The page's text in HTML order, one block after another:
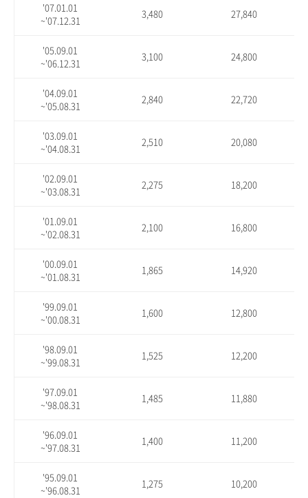
'07.01.01
~'07.12.31
3,480 27,840
'05.09.01
~'06.12.31
3,100 24,800
'04.09.01
~'05.08.31
2,840 22,720
'03.09.01
~'04.08.31
2,510 20,080
'02.09.01
~'03.08.31
2,275 18,200
'01.09.01
~'02.08.31
2,100 16,800
'00.09.01
~'01.08.31
1,865 14,920
'99.09.01
~'00.08.31
1,600 12,800
'98.09.01
~'99.08.31
1,525 12,200
'97.09.01
~'98.08.31
1,485 11,880
'96.09.01
~'97.08.31
1,400 11,200
'95.09.01
~'96.08.31
1,275 10,200